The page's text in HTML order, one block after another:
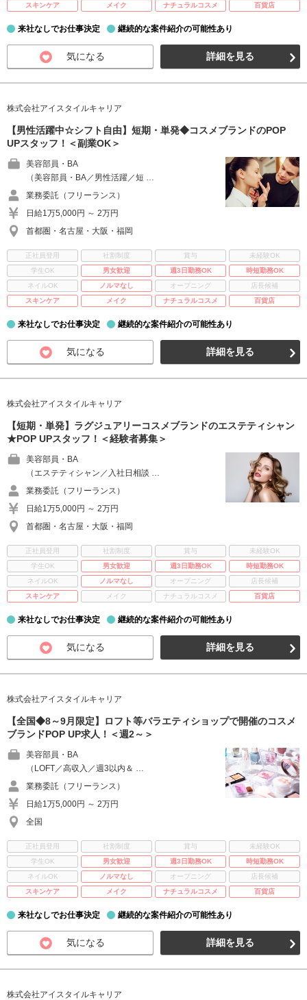
スキンケア
メイク ナチュラルコスメ 百貨店
来社なしでお仕事決定 継続的な案件紹介の可能性あり
気になる 詳細を見る
株式会社アイスタイルキャリア
【男性活躍中☆シフト自由】短期・単発◆コスメブランドのPOP
UPスタッフ！＜副業OK＞
美容部員・BA
（美容部員・BA／男性活躍／短 …
業務委託（フリーランス）
日給1万5,000円 ～ 2万円
首都圏・名古屋・大阪・福岡
正社員登用 社割制度 賞与
未経験OK
学生OK
男女歓迎 週3日勤務OK
時短勤務OK
ネイルOK
ノルマなし オープニング
店長候補
スキンケア
メイク ナチュラルコスメ 百貨店
来社なしでお仕事決定 継続的な案件紹介の可能性あり
気になる 詳細を見る
株式会社アイスタイルキャリア
【短期・単発】ラグジュアリーコスメブランドのエステティシャン
★POP UPスタッフ！＜経験者募集＞
美容部員・BA
（エステティシャン／入社日相談 …
業務委託（フリーランス）
日給1万5,000円 ～ 2万円
首都圏・名古屋・大阪・福岡
正社員登用 社割制度 賞与
未経験OK
学生OK
男女歓迎 週3日勤務OK
時短勤務OK
ネイルOK
ノルマなし オープニング
店長候補
スキンケア
メイク ナチュラルコスメ 百貨店
来社なしでお仕事決定 継続的な案件紹介の可能性あり
気になる 詳細を見る
株式会社アイスタイルキャリア
【全国◆8～9月限定】ロフト等バラエティショップで開催のコスメ
ブランドPOP UP求人！＜週2～＞
美容部員・BA
（LOFT／高収入／週3以内＆ …
業務委託（フリーランス）
日給1万5,000円 ～ 2万円
全国
正社員登用 社割制度 賞与
未経験OK
学生OK
男女歓迎 週3日勤務OK
時短勤務OK
ネイルOK
ノルマなし オープニング
店長候補
スキンケア
メイク ナチュラルコスメ 百貨店
来社なしでお仕事決定 継続的な案件紹介の可能性あり
気になる 詳細を見る
株式会社アイスタイルキャリア